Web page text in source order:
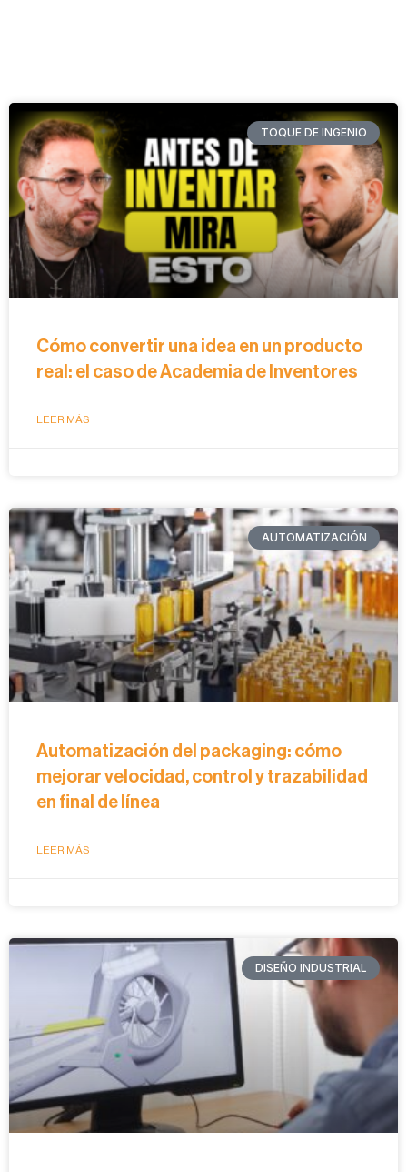
TOQUE DE INGENIO
Cómo convertir una idea en un producto
real: el caso de Academia de Inventores
LEER MÁS
AUTOMATIZACIÓN
Automatización del packaging: cómo
mejorar velocidad, control y trazabilidad
en final de línea
LEER MÁS
DISEÑO INDUSTRIAL